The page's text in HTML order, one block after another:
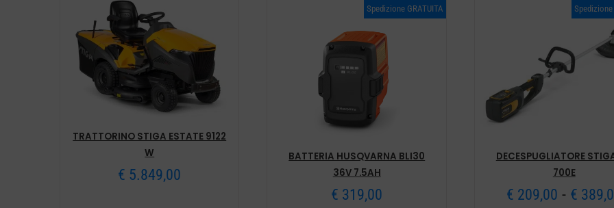
TRATTORINO STIGA ESTATE 9122
W
€ 5.849,00
Spedizione GRATUITA
BATTERIA HUSQVARNA BLI30
36V 7.5AH
€ 319,00
Spedizione
DECESPUGLIATORE
700E
€ 209,00 - €